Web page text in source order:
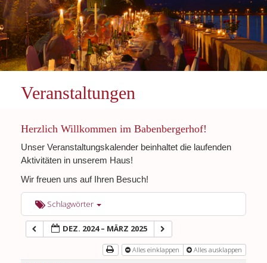
Veranstaltungen
Herzlich Willkommen im Babenbergerhof!
Unser Veranstaltungskalender beinhaltet die laufenden
Aktivitäten in unserem Haus!
Wir freuen uns auf Ihren Besuch!
Schlagwörter
DEZ. 2024 – MÄRZ 2025
Alles einklappen Alles ausklappen